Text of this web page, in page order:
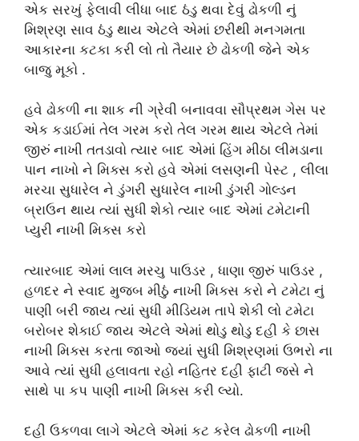
એક સરખું ફેલાવી લીધા બાદ ઠંડુ થવા દેવું ઢોકળી નું
મિશ્રણ સાવ ઠંડુ થાય એટલે એમાં છરીથી મનગમતા
આકારના કટકા કરી લો તો તૈયાર છે ઢોકળી જેને એક
બાજુ મૂકો .
હવે ઢોકળી ના શાક ની ગ્રેવી બનાવવા સૌપ્રથમ ગેસ પર
એક કડાઈમાં તેલ ગરમ કરો તેલ ગરમ થાય એટલે તેમાં
જીરું નાખી તતડાવો ત્યાર બાદ એમાં હિંગ મીઠા લીમડાના
પાન નાખો ને મિક્સ કરો હવે એમાં લસણની પેસ્ટ , લીલા
મરચા સુધારેલ ને ડુંગરી સુધારેલ નાખી ડુંગરી ગોલ્ડન
બ્રાઉન થાય ત્યાં સુધી શેકો ત્યાર બાદ એમાં ટમેટાની
પ્યુરી નાખી મિક્સ કરો
ત્યારબાદ એમાં લાલ મરચુ પાઉડર , ધાણા જીરું પાઉડર ,
હળદર ને સ્વાદ મુજબ મીઠું નાખી મિક્સ કરો ને ટમેટા નું
પાણી બરી જાય ત્યાં સુધી મીડિયમ તાપે શેકી લો ટમેટા
બરોબર શેકાઈ જાય એટલે એમાં થોડુ થોડુ દહી કે છાસ
નાખી મિક્સ કરતા જાઓ જ્યાં સુધી મિશ્રણમાં ઉભરો ના
આવે ત્યાં સુધી હલાવતા રહો નહિતર દહી ફાટી જસે ને
સાથે પા કપ પાણી નાખી મિક્સ કરી લ્યો.
દહી ઉકળવા લાગે એટલે એમાં કટ કરેલ ઢોકળી નાખી